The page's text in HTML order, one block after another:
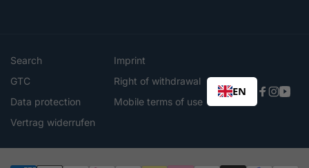
Search
Imprint
GTC
Right of withdrawal
Data protection
Mobile terms of use
Vertrag widerrufen
EN